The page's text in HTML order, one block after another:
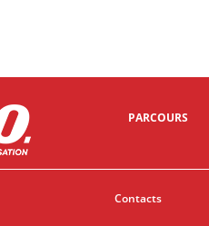
PARCOURS
Contacts